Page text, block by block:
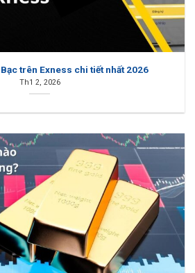
trên Exness chi tiết nhất 2026
Th1 2, 2026